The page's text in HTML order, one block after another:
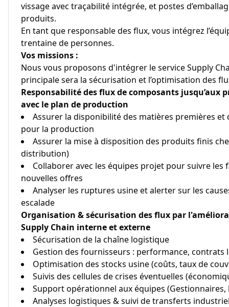
vissage avec traçabilité intégrée, et postes
produits.
En tant que responsable des flux, vous intégrez
trentaine de personnes.
Vos missions :
Nous vous proposons d'intégrer le service Supply
principale sera la sécurisation et l’optimisation des
Responsabilité des flux de composants
avec le plan de production
Assurer la disponibilité des matières premières et
pour la production
Assurer la mise à disposition des produits finis
distribution)
Collaborer avec les équipes projet pour suivre les
nouvelles offres
Analyser les ruptures usine et alerter sur les
escalade
Organisation & sécurisation des flux par
Supply Chain interne et externe
Sécurisation de la chaîne logistique
Gestion des fournisseurs : performance, contrats
Optimisation des stocks usine (coûts, taux de
Suivis des cellules de crises éventuelles
Support opérationnel aux équipes (Gestionnaires,
Analyses logistiques & suivi de transferts